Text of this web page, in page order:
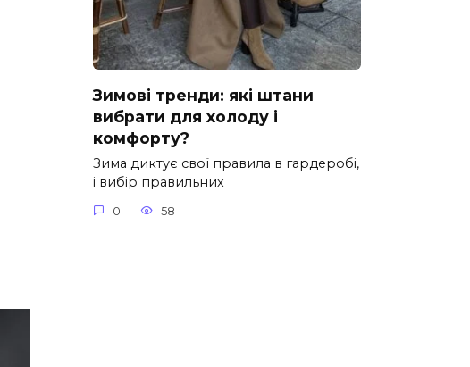
Зимові тренди: які штани
вибрати для холоду і
комфорту?
Зима диктує свої правила в гардеробі,
і вибір правильних
0 58